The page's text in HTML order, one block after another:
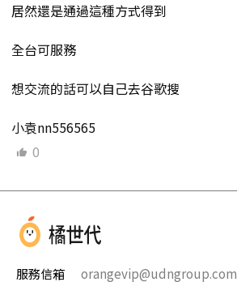
居然還是通過這種方式得到
全台可服務
想交流的話可以自己去谷歌搜
小袁nn556565
0
服務信箱 orangevip@udngroup.com